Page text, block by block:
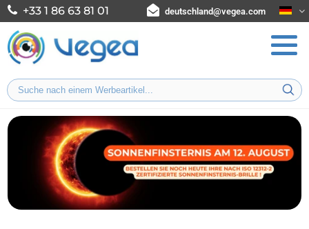
+33 1 86 63 81 01 deutschland@vegea.com